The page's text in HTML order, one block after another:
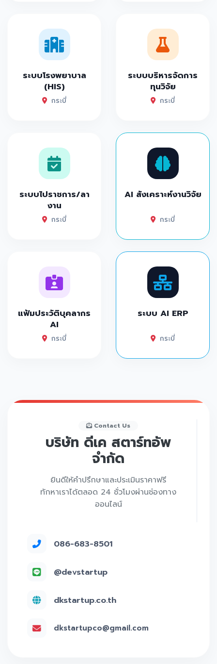
ระบบโรงพยาบาล
(HIS)
กระบี่
ระบบบริหารจัดการ
ทุนวิจัย
กระบี่
ระบบไปราชการ/ลา
งาน
กระบี่
AI สังเคราะห์งานวิจัย
กระบี่
แฟ้มประวัติบุคลากร
AI
กระบี่
ระบบ AI ERP
กระบี่
Contact Us
บริษัท ดีเค สตาร์ทอัพ
จำกัด
ยินดีให้คำปรึกษาและประเมินราคาฟรี
ทักหาเราได้ตลอด 24 ชั่วโมงผ่านช่องทาง
ออนไลน์
086-683-8501
@devstartup
dkstartup.co.th
dkstartupco@gmail.com